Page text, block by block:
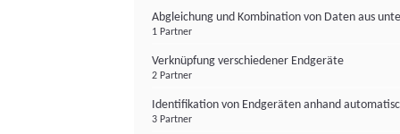
Abgleichung und Kombination von Daten aus
1 Partner
Verknüpfung verschiedener Endgeräte
2 Partner
Identifikation von Endgeräten anhand
3 Partner